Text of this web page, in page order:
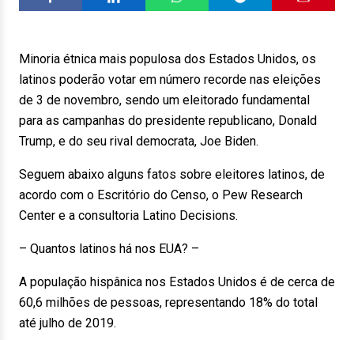
Minoria étnica mais populosa dos Estados Unidos, os
latinos poderão votar em número recorde nas eleições
de 3 de novembro, sendo um eleitorado fundamental
para as campanhas do presidente republicano, Donald
Trump, e do seu rival democrata, Joe Biden.
Seguem abaixo alguns fatos sobre eleitores latinos, de
acordo com o Escritório do Censo, o Pew Research
Center e a consultoria Latino Decisions.
– Quantos latinos há nos EUA? –
A população hispânica nos Estados Unidos é de cerca de
60,6 milhões de pessoas, representando 18% do total
até julho de 2019.